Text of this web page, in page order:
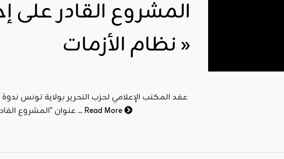
نظام الأزمات »
عنوان "المشروع القادر على إخراج تونس من نظام الأزمات", حيث ...Read More